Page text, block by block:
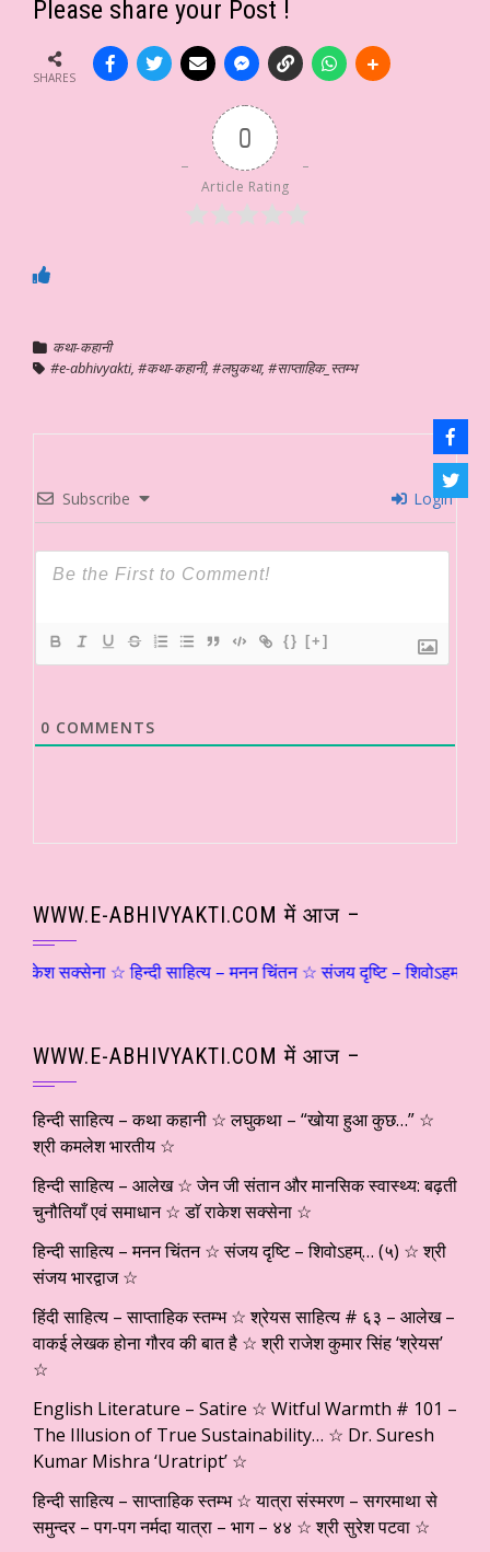
Please share your Post !
SHARES
0
Article Rating
कथा-कहानी
#e-abhivyakti, #कथा-कहानी, #लघुकथा, #साप्ताहिक_स्तम्भ
Subscribe Login
{} [+]
0 COMMENTS
WWW.E-ABHIVYAKTI.COM में आज –
☆ हिन्दी साहित्य – मनन चिंतन ☆ संजय दृष्टि – शिवोऽहम्…
WWW.E-ABHIVYAKTI.COM में आज –
हिन्दी साहित्य – कथा कहानी ☆ लघुकथा – “खोया हुआ कुछ…” ☆
श्री कमलेश भारतीय ☆
हिन्दी साहित्य – आलेख ☆ जेन जी संतान और मानसिक स्वास्थ्य: बढ़ती
चुनौतियाँ एवं समाधान ☆ डाॅ राकेश सक्सेना ☆
हिन्दी साहित्य – मनन चिंतन ☆ संजय दृष्टि – शिवोऽहम्… (५) ☆ श्री
संजय भारद्वाज ☆
हिंदी साहित्य – साप्ताहिक स्तम्भ ☆ श्रेयस साहित्य # ६३ – आलेख –
वाकई लेखक होना गौरव की बात है ☆ श्री राजेश कुमार सिंह ‘श्रेयस’
☆
English Literature – Satire ☆ Witful Warmth # 101 –
The Illusion of True Sustainability… ☆ Dr. Suresh
Kumar Mishra ‘Uratript’ ☆
हिन्दी साहित्य – साप्ताहिक स्तम्भ ☆ यात्रा संस्मरण – सगरमाथा से
समुन्दर – पग-पग नर्मदा यात्रा – भाग – ४४ ☆ श्री सुरेश पटवा ☆